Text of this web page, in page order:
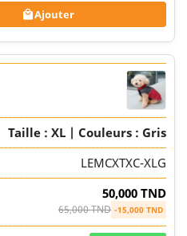
Ajouter
Taille : XL | Couleurs : Gris
LEMCXTXC-XLG
50,000 TND
65,000 TND -15,000 TND